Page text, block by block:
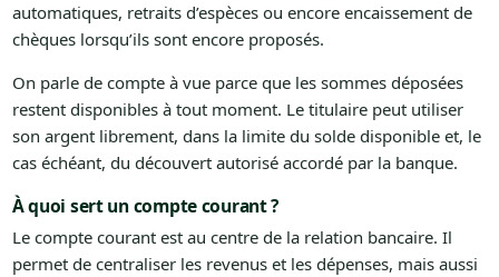
automatiques, retraits d’espèces ou encore encaissement de
chèques lorsqu’ils sont encore proposés.
On parle de compte à vue parce que les sommes déposées
restent disponibles à tout moment. Le titulaire peut utiliser
son argent librement, dans la limite du solde disponible et, le
cas échéant, du découvert autorisé accordé par la banque.
À quoi sert un compte courant ?
Le compte courant est au centre de la relation bancaire. Il
permet de centraliser les revenus et les dépenses, mais aussi